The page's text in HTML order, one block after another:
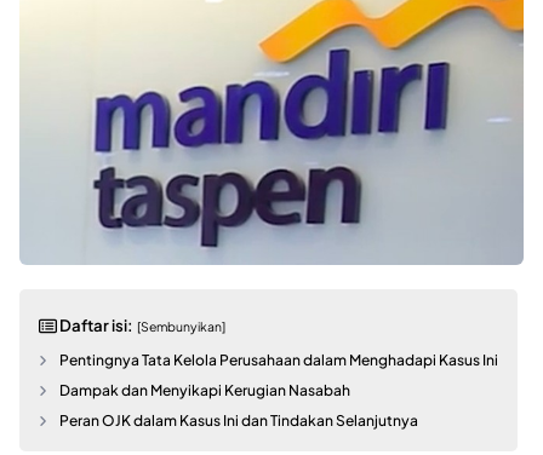
Daftar isi: [Sembunyikan]
Pentingnya Tata Kelola Perusahaan dalam Menghadapi Kasus Ini
Dampak dan Menyikapi Kerugian Nasabah
Peran OJK dalam Kasus Ini dan Tindakan Selanjutnya